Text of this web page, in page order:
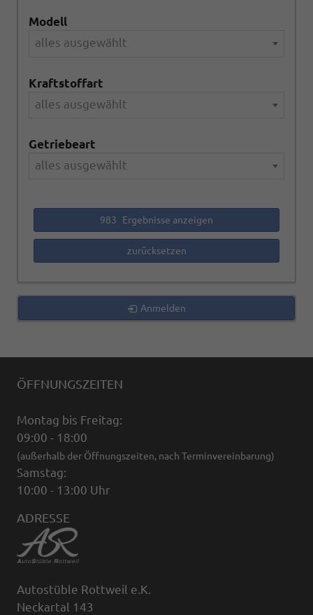
Modell
alles ausgewählt
Kraftstoffart
alles ausgewählt
Getriebeart
alles ausgewählt
983 Ergebnisse anzeigen
zurücksetzen
Anmelden
ÖFFNUNGSZEITEN
Montag bis Freitag:
09:00 - 18:00
(außerhalb der Öffnungszeiten, nach Terminvereinbarung)
Samstag:
10:00 - 13:00 Uhr
ADRESSE
Autostüble Rottweil e.K.
Neckartal 143